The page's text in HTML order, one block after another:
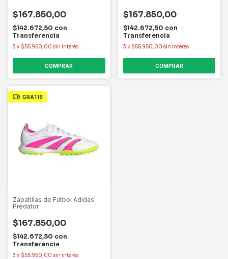
$167.850,00
$142.672,50 con
Transferencia
3 x $55.950,00 sin interés
COMPRAR
$167.850,00
$142.672,50 con
Transferencia
3 x $55.950,00 sin interés
COMPRAR
GRATIS
Zapatillas de Fútbol Adidas
Predator
$167.850,00
$142.672,50 con
Transferencia
3 x $55.950,00 sin interés